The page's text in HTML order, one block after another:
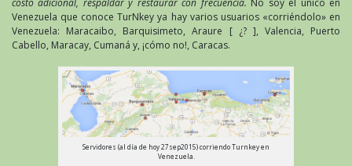
Venezuela que conoce TurNkey ya hay varios usuarios «corriéndolo» en
Venezuela: Maracaibo, Barquisimeto, Araure [ ¿? ], Valencia, Puerto
Cabello, Maracay, Cumaná y, ¡cómo no!, Caracas.
Servidores (al día de hoy 27sep2015) corriendo Turnkey en
Venezuela.